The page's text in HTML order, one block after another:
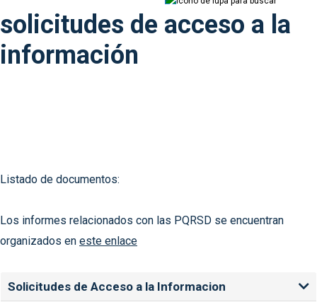
solicitudes de acceso a la
información
Listado de documentos:
Los informes relacionados con las PQRSD se encuentran
organizados en este enlace
Solicitudes de Acceso a la Informacion